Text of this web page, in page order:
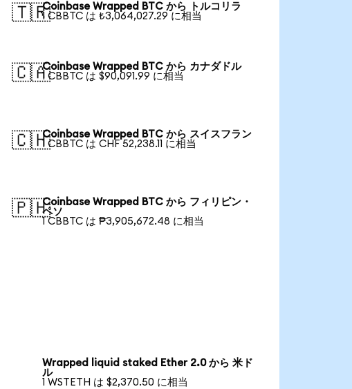
🇹🇷Coinbase Wrapped BTC から トルコリラ
1 CBBTC は ₺3,064,027.29 に相当
🇨🇦Coinbase Wrapped BTC から カナダドル
1 CBBTC は $90,091.99 に相当
🇨🇭Coinbase Wrapped BTC から スイスフラン
1 CBBTC は CHF 52,238.11 に相当
🇵🇭Coinbase Wrapped BTC から フィリピン・
ペソ
1 CBBTC は ₱3,905,672.48 に相当
Wrapped liquid staked Ether 2.0 から 米ド
ル
1 WSTETH は $2,370.50 に相当